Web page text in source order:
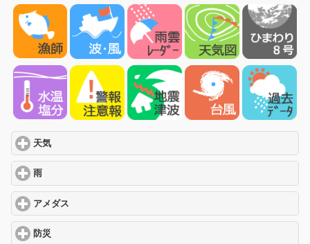
天気
雨
アメダス
防災